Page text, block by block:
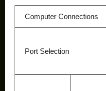
Computer Connections
Port Selection